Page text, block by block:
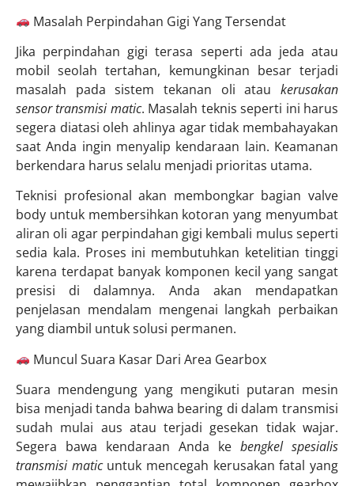
Masalah Perpindahan Gigi Yang Tersendat
Jika perpindahan gigi terasa seperti ada jeda atau
mobil seolah tertahan, kemungkinan besar terjadi
masalah pada sistem tekanan oli atau kerusakan
sensor transmisi matic. Masalah teknis seperti ini harus
segera diatasi oleh ahlinya agar tidak membahayakan
saat Anda ingin menyalip kendaraan lain. Keamanan
berkendara harus selalu menjadi prioritas utama.
Teknisi profesional akan membongkar bagian valve
body untuk membersihkan kotoran yang menyumbat
aliran oli agar perpindahan gigi kembali mulus seperti
sedia kala. Proses ini membutuhkan ketelitian tinggi
karena terdapat banyak komponen kecil yang sangat
presisi di dalamnya. Anda akan mendapatkan
penjelasan mendalam mengenai langkah perbaikan
yang diambil untuk solusi permanen.
Muncul Suara Kasar Dari Area Gearbox
Suara mendengung yang mengikuti putaran mesin
bisa menjadi tanda bahwa bearing di dalam transmisi
sudah mulai aus atau terjadi gesekan tidak wajar.
Segera bawa kendaraan Anda ke bengkel spesialis
transmisi maticuntuk mencegah kerusakan fatal yang